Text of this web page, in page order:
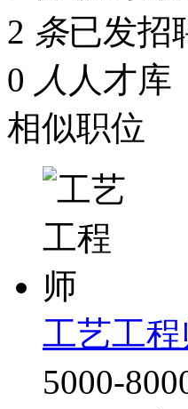
2 条已发招
0 人 人才库
相似职位
工艺工程
5000-